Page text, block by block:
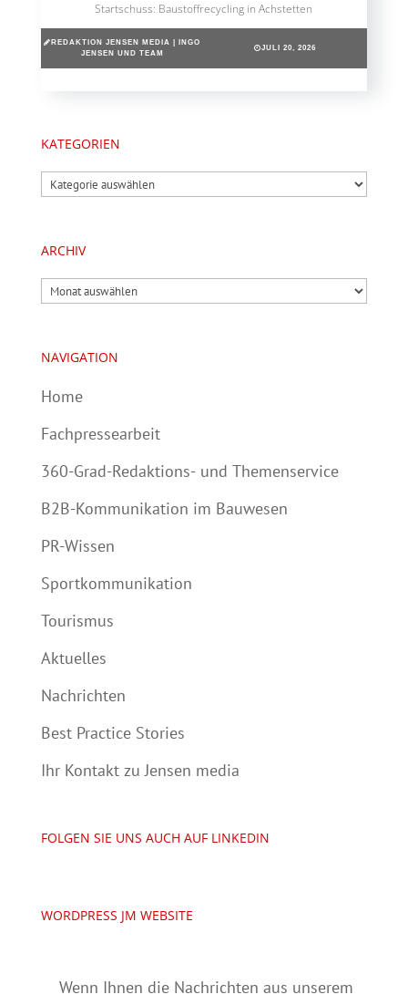
Startschuss: Baustoffrecycling in Achstetten
REDAKTION JENSEN MEDIA | INGO
JENSEN UND TEAM
JULI 20, 2026
KATEGORIEN
Kategorien
ARCHIV
Archiv
NAVIGATION
Home
Fachpressearbeit
360-Grad-Redaktions- und Themenservice
B2B-Kommunikation im Bauwesen
PR-Wissen
Sportkommunikation
Tourismus
Aktuelles
Nachrichten
Best Practice Stories
Ihr Kontakt zu Jensen media
FOLGEN SIE UNS AUCH AUF LINKEDIN
WORDPRESS JM WEBSITE
Wenn Ihnen die Nachrichten aus unserem